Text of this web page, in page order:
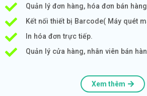
Quản lý đơn hàng, hóa đơn bán hàng
Kết nối thiết bị Barcode( Máy quét
In hóa đơn trực tiếp.
Quản lý cửa hàng, nhân viên bán
Xem thêm